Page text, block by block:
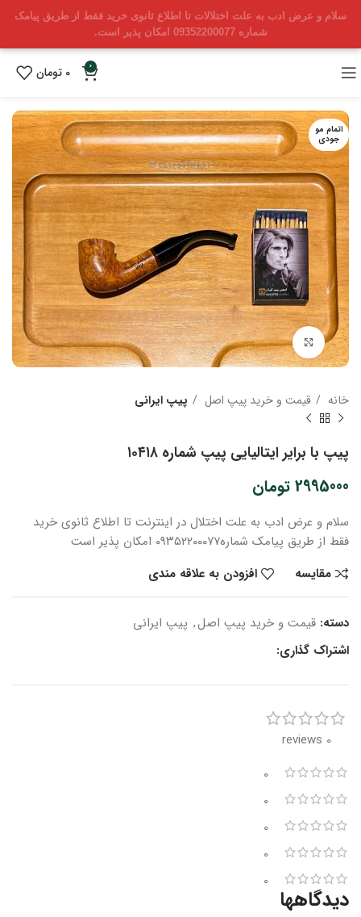
سلام و عرض ادب به علت اختلالات تا اطلاع ثانوی خرید فقط از طریق پیامک
شماره 09352200077 امکان پذیر است.
0
0 تومان
اتمام مو
جودی
بزرگنمایی تصویر
خانه قیمت و خرید پیپ اصل پیپ ایرانی
پیپ با برایر ایتالیایی پیپ شماره ۱۰۴۱۸
2995000 تومان
سلام و عرض ادب به علت اختلال در اینترنت تا اطلاع ثانوی خرید
فقط از طریق پیامک شماره۰۹۳۵۲۲۰۰۰۷۷ امکان پذیر است
مقایسه
افزودن به علاقه مندی
دسته: قیمت و خرید پیپ اصل, پیپ ایرانی
اشتراک گذاری:
0 reviews
0
0
0
0
0
دیدگاهها